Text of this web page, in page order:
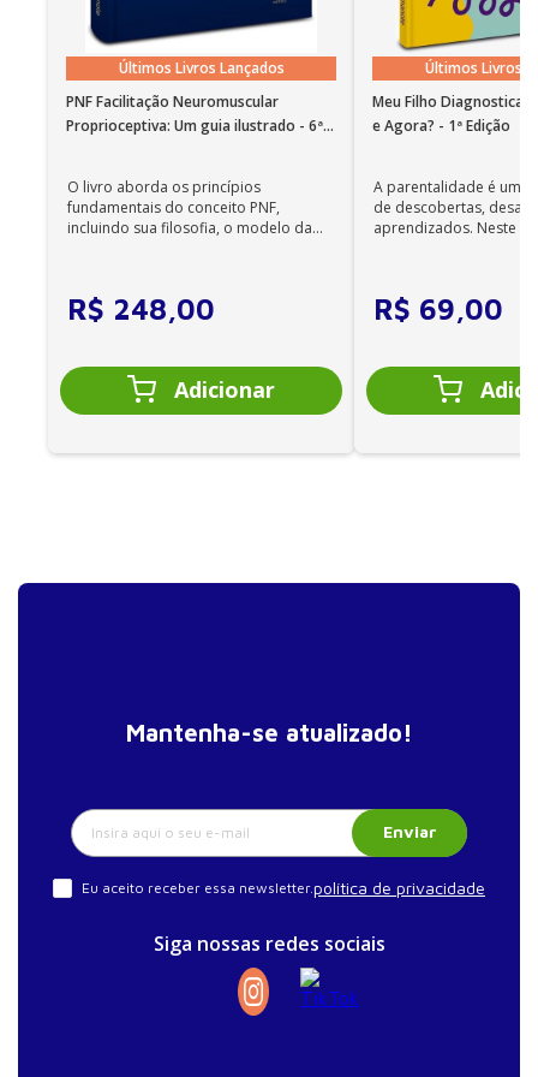
19. Estão todos despedidos: tsunami tecnológico e
os velhos (e novos empregos)
20. Saúdes mentais
21. A globalização é feminina
22. Sucesso e Crise
23. Fake news, pós verdade ou verdade mentirosa?
Últimos Livros Lançados
PNF Facilitação Neuromuscular
Proprioceptiva: Um guia ilustrado - 6ª
O livro aborda os princípios
fundamentais do conceito PNF,
incluindo sua filosofia, o modelo da
R$ 248,00
Últimos Livros
Meu Filho
e Agora? - 1ª Edição
A parentalidade é uma
de descobertas,
aprendizados. Neste
R$ 69,00
Mantenha-se atualizado!
Enviar
Eu aceito receber essa newsletter. política de privacidade
Siga nossas redes sociais